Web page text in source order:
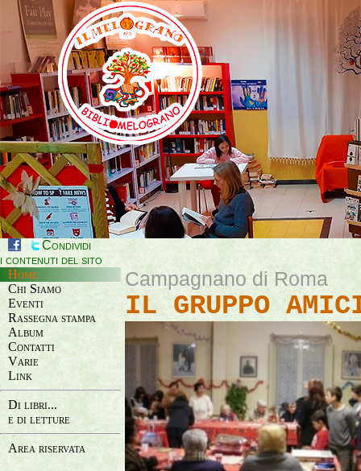
Condividi
i contenuti del sito
Home
Chi Siamo
Eventi
Rassegna stampa
Album
Contatti
Varie
Link
Di libri...
e di letture
Area riservata
Campagnano di Roma
IL GRUPPO